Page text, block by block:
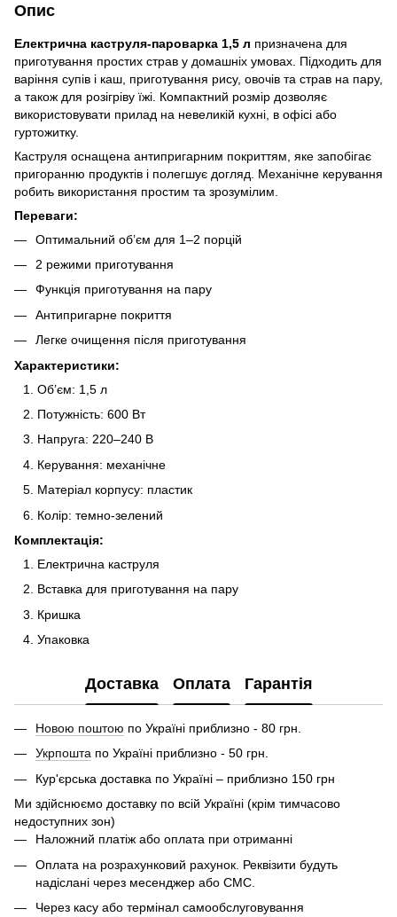
Опис
Електрична каструля-пароварка 1,5 л призначена для
приготування простих страв у домашніх умовах. Підходить для
варіння супів і каш, приготування рису, овочів та страв на пару,
а також для розігріву їжі. Компактний розмір дозволяє
використовувати прилад на невеликій кухні, в офісі або
гуртожитку.
Каструля оснащена антипригарним покриттям, яке запобігає
пригоранню продуктів і полегшує догляд. Механічне керування
робить використання простим та зрозумілим.
Переваги:
Оптимальний об’єм для 1–2 порцій
2 режими приготування
Функція приготування на пару
Антипригарне покриття
Легке очищення після приготування
Характеристики:
Об’єм: 1,5 л
Потужність: 600 Вт
Напруга: 220–240 В
Керування: механічне
Матеріал корпусу: пластик
Колір: темно-зелений
Комплектація:
Електрична каструля
Вставка для приготування на пару
Кришка
Упаковка
Доставка Оплата Гарантія
Новою поштою по Україні приблизно - 80 грн.
Укрпошта по Україні приблизно - 50 грн.
Кур'єрська доставка по Україні – приблизно 150 грн
Ми здійснюємо доставку по всій Україні (крім тимчасово
недоступних зон)
Наложний платіж або оплата при отриманні
Оплата на розрахунковий рахунок. Реквізити будуть
надіслані через месенджер або СМС.
Через касу або термінал самообслуговування